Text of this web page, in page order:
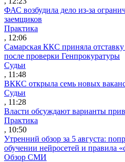
ФАС возбудила дело из-за
заемщиков
Практика
, 12:06
Самарская ККС приняла
после проверки Генпрокуратуры
Судьи
, 11:48
ВККС открыла семь новых
Судьи
, 11:28
Власти обсуждают варианты
Практика
, 10:50
Утренний обзор за 5 августа:
обучении нейросетей и правила
Обзор СМИ